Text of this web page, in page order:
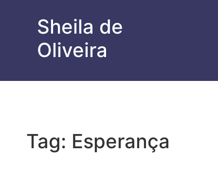
Sheila de
Oliveira
Tag: Esperança